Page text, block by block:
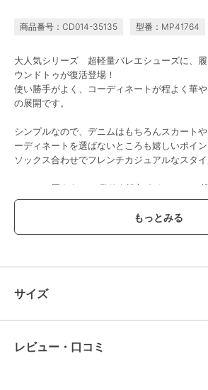
エアトゥ リボンフラッ
トシューズ
¥7,920
ットバレエシューズ
SALE
ビッグリボン メリージ
SALE
商品番号：CD014-35135 型番：MP41764
大人気シリーズ 超軽量バレエシューズに、
ウンドトゥが復活登場！
使い勝手がよく、コーディネートが程よく華
の展開です。
シンプルなので、デニムはもちろんスカート
ーディネートを選ばないところも嬉しいポイン
ソックス合わせでフレンチカジュアルなスタイ
ヒールに厚さ4mmのEVAを追加することで、
き心地を改善しました。
グリップ性が高く、「返り」の良いオリジナ
ルを使用。
裏材はふかふかの抗菌・消臭クッション入り
リーな履き心地です。
内履きに、オフィスでの履き替え用にもおすす
サイズ
レビュー・口コミ